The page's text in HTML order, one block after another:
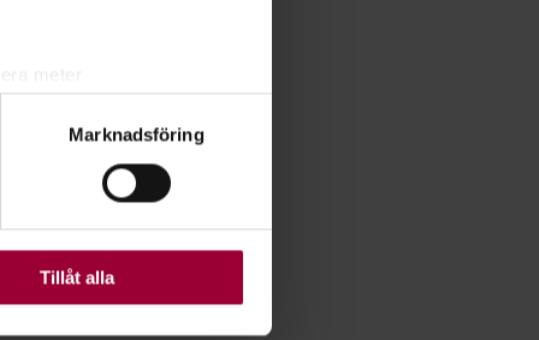
. Du kan ändra
Vissa kakor är
Marknadsföring
Tillåt alla